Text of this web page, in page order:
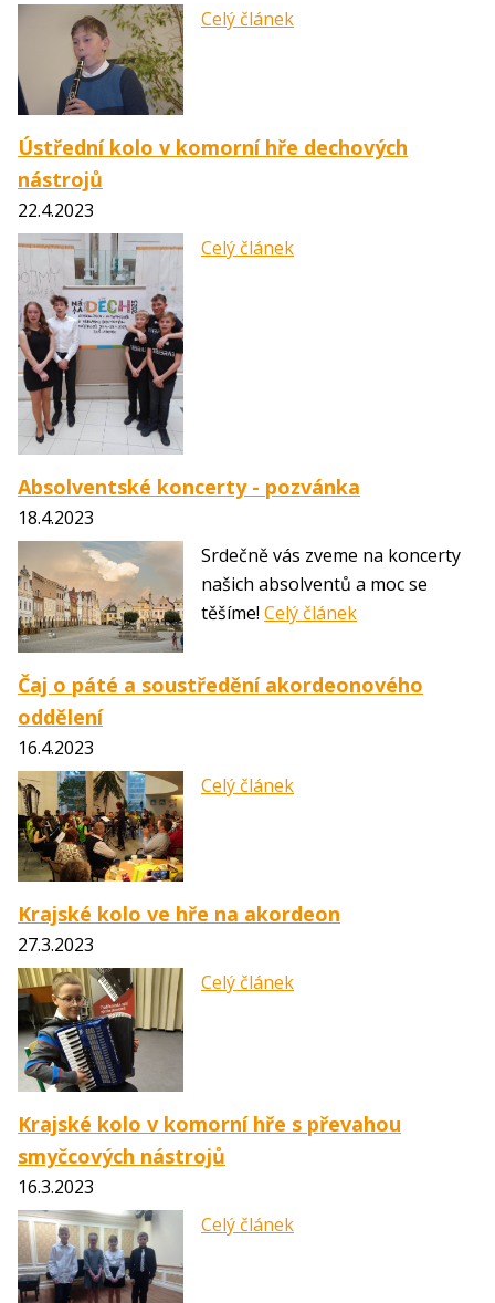
Celý článek
Ústřední kolo v komorní hře dechových
nástrojů
22.4.2023
Celý článek
Absolventské koncerty - pozvánka
18.4.2023
Srdečně vás zveme na koncerty
našich absolventů a moc se
těšíme! Celý článek
Čaj o páté a soustředění akordeonového
oddělení
16.4.2023
Celý článek
Krajské kolo ve hře na akordeon
27.3.2023
Celý článek
Krajské kolo v komorní hře s převahou
smyčcových nástrojů
16.3.2023
Celý článek